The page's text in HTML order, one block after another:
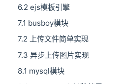
6.2 ejs模板引擎
7.1 busboy模块
7.2 上传文件简单实现
7.3 异步上传图片实现
8.1 mysql模块